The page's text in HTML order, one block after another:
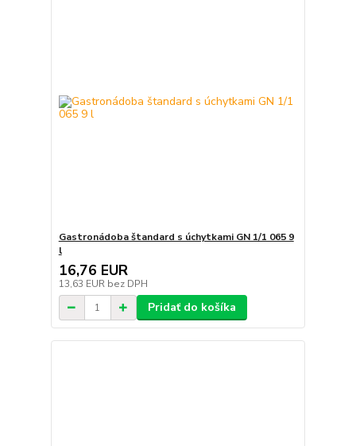
Gastronádoba štandard s úchytkami GN 1/1 065 9
l
16,76 EUR
13,63 EUR bez DPH
Pridať do košíka